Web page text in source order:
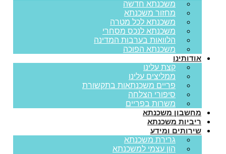
משכנתא חדשה
מחזור משכנתא
משכנתא לכל מטרה
משכנתא לנכס מסחרי
הלוואות בערבות המדינה
משכנתא הפוכה
אודותינו
קצת עלינו
ממליצים עלינו
פריים משכנתאות בתקשורת
סיפורי הצלחה
משרות בפריים
מחשבון משכנתא
ריביות משכנתא
שירותים ומידע
גרירת משכנתא
הון עצמי למשכנתא